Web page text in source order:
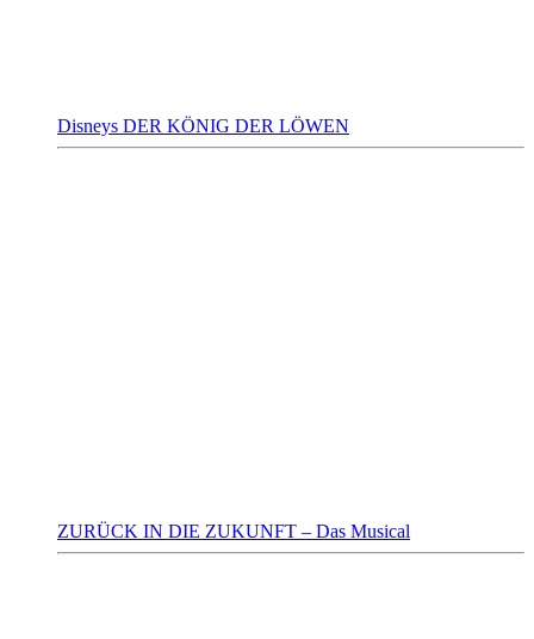
Disneys DER KÖNIG DER LÖWEN
ZURÜCK IN DIE ZUKUNFT – Das Musical